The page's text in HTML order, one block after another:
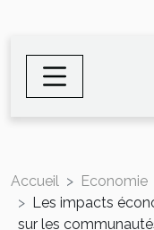
Accueil
Economie
Les impacts
sur les